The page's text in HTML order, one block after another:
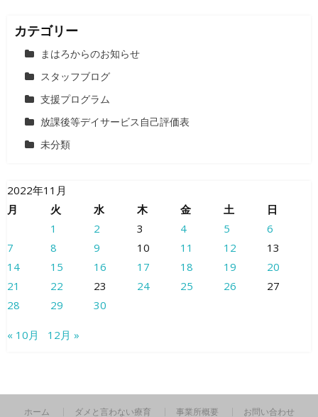
カテゴリー
まはろからのお知らせ
スタッフブログ
支援プログラム
放課後等デイサービス自己評価表
未分類
2022年11月
月
火 水 木 金 土
日
1
2 3 4 5
6
7
8 9 10 11 12
13
14
15 16 17 18 19
20
21
22 23 24 25 26
27
28
29 30
« 10月 12月 »
ホーム ダメと言わない療育 事業所概要 お問い合わせ